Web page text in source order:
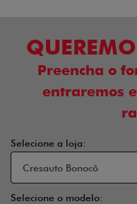
Preencha o
entraremos
Selecione a loja:
Selecione o modelo: